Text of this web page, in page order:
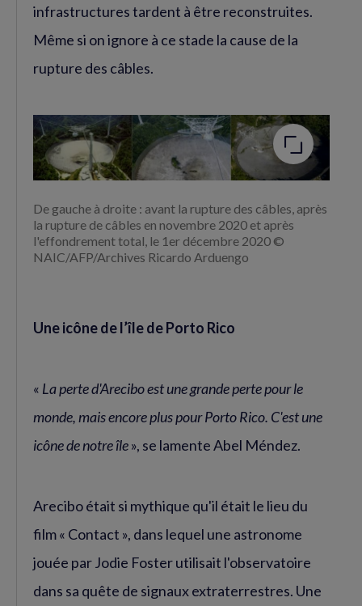
infrastructures tardent à être reconstruites.
Même si on ignore à ce stade la cause de la
rupture des câbles.
l'image
De gauche à droite : avant la rupture des câbles, après
la rupture de câbles en novembre 2020 et après
l'effondrement total, le 1er décembre 2020 ©
NAIC/AFP/Archives Ricardo Arduengo
Une icône de l’île de Porto Rico
« La perte d'Arecibo est une grande perte pour le
monde, mais encore plus pour Porto Rico. C'est une
icône de notre île», se lamente Abel Méndez.
Arecibo était si mythique qu'il était le lieu du
film « Contact », dans lequel une astronome
jouée par Jodie Foster utilisait l'observatoire
dans sa quête de signaux extraterrestres. Une